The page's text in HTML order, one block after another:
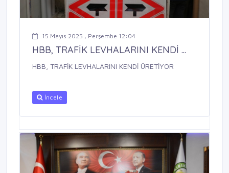
15 Mayıs 2025 , Perşembe 12:04
HBB, TRAFİK LEVHALARINI KENDİ ...
HBB, TRAFİK LEVHALARINI KENDİ ÜRETİYOR
İncele